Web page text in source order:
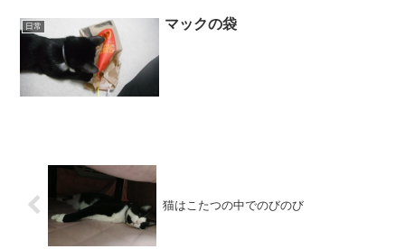
日常 マックの袋
猫はこたつの中でのびのび